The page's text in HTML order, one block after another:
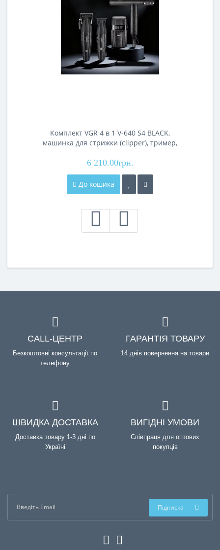
Комплект VGR 4 в 1 V-640 S4 BLACK,
машинка для стрижки (clipper), тример,
6 210.00грн.
До кошика
CALL-ЦЕНТР
Безкоштовні консультації по
телефону
ГАРАНТІЯ ТОВАРУ
14 днів повернення на товари
ШВИДКА ДОСТАВКА
Доставка товару 1-3 дні по
Україні
ВИГІДНІ УМОВИ
Співпраця для оптових
покупців
Підписка